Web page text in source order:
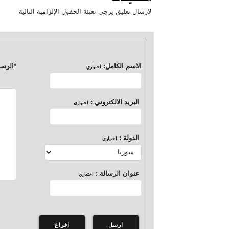
لارسال تعليق يرجى تعبئة الحقول الإلزامية التالية
الاسم الكامل: اختياري *
البريد الالكتروني : اختياري
الدولة : اختياري
عنوان الرسالة : اختياري